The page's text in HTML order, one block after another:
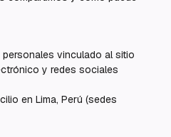
vinculado al sitio
y redes sociales
en Lima, Perú (sedes